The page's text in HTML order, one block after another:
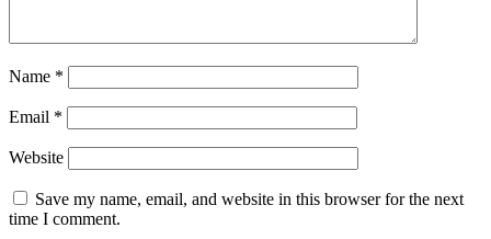
Name *
Email *
Website
Save my name, email, and website in this browser for the next
time I comment.